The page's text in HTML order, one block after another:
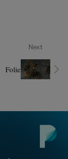
Next
Folie